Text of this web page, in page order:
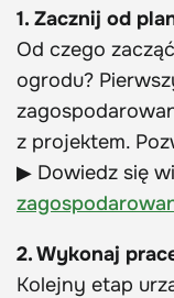
1. Zacznij od
Od czego
ogrodu?
z projektem.
▶ Dowiedz się
2. Wykonaj
Kolejny etap